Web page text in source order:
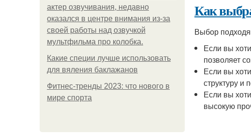
актер озвучивания, недавно
оказался в центре внимания из-за
своей работы над озвучкой
мультфильма про колобка.
Какие специи лучше использовать
для вяления баклажанов
Фитнес-тренды 2023: что нового в
мире спорта
Как
Выбор
Если вы
позволяет
Если вы
структуру и
Если вы
высокую